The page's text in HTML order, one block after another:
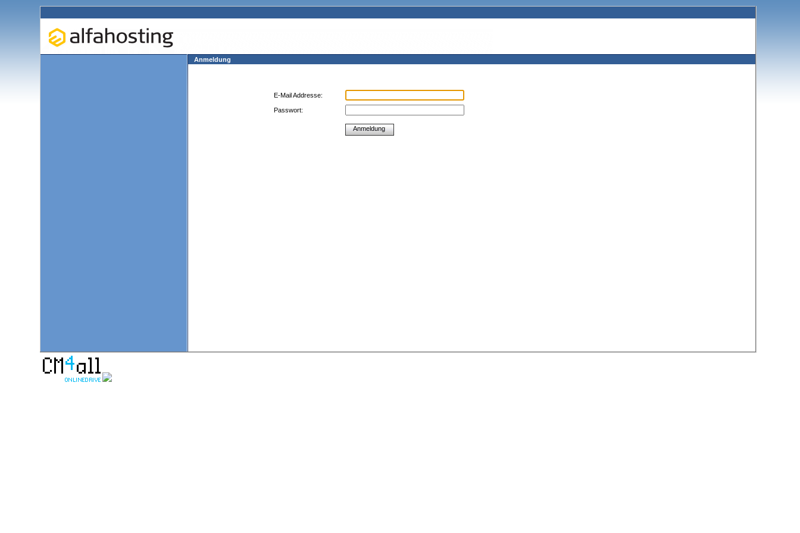
Anmeldung
E-Mail Addresse:
Passwort:
Anmeldung